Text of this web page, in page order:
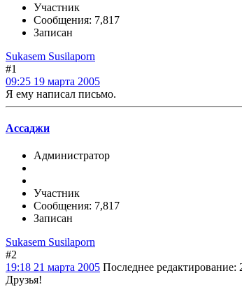
Участник
Сообщения: 7,817
Записан
Sukasem Susilaporn
#1
09:25 19 марта 2005
Я ему написал письмо.
Ассаджи
Администратор
Участник
Сообщения: 7,817
Записан
Sukasem Susilaporn
#2
19:18 21 марта 2005 Последнее редактирование:
Друзья!